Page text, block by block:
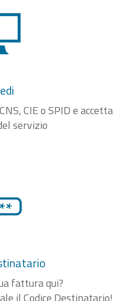
CIE o SPID e accetta
servizio
fattura qui?
il Codice Destinatario!